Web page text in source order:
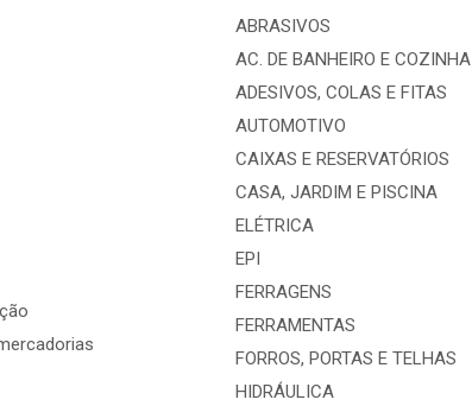
ABRASIVOS
AC. DE BANHEIRO E COZINHA
ADESIVOS, COLAS E FITAS
AUTOMOTIVO
CAIXAS E RESERVATÓRIOS
CASA, JARDIM E PISCINA
ELÉTRICA
EPI
FERRAGENS
FERRAMENTAS
FORROS, PORTAS E TELHAS
HIDRÁULICA